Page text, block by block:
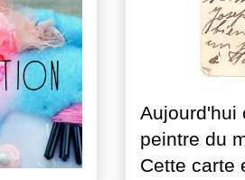
Aujourd'hui
peintre du
Cette carte